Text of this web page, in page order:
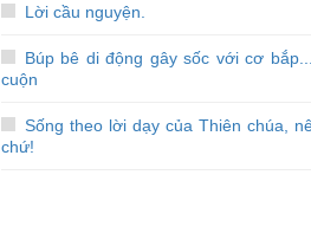
Lời cầu nguyện.
Búp bê di động gây sốc với cơ
cuộn
Sống theo lời dạy của Thiên chúa,
chứ!